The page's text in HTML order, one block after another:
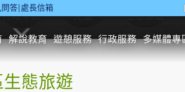
答 處長信箱
解說教育 遊憩服務 行政服務 多媒體專
行政申辦 兒童 生態旅遊
生態旅遊